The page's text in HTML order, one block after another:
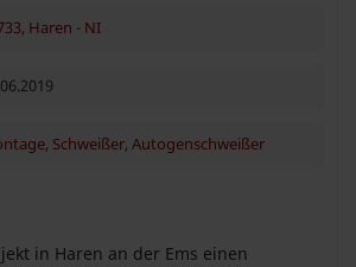
Haren - NI
, Schweißer, Autogenschweißer
in Haren an der Ems einen